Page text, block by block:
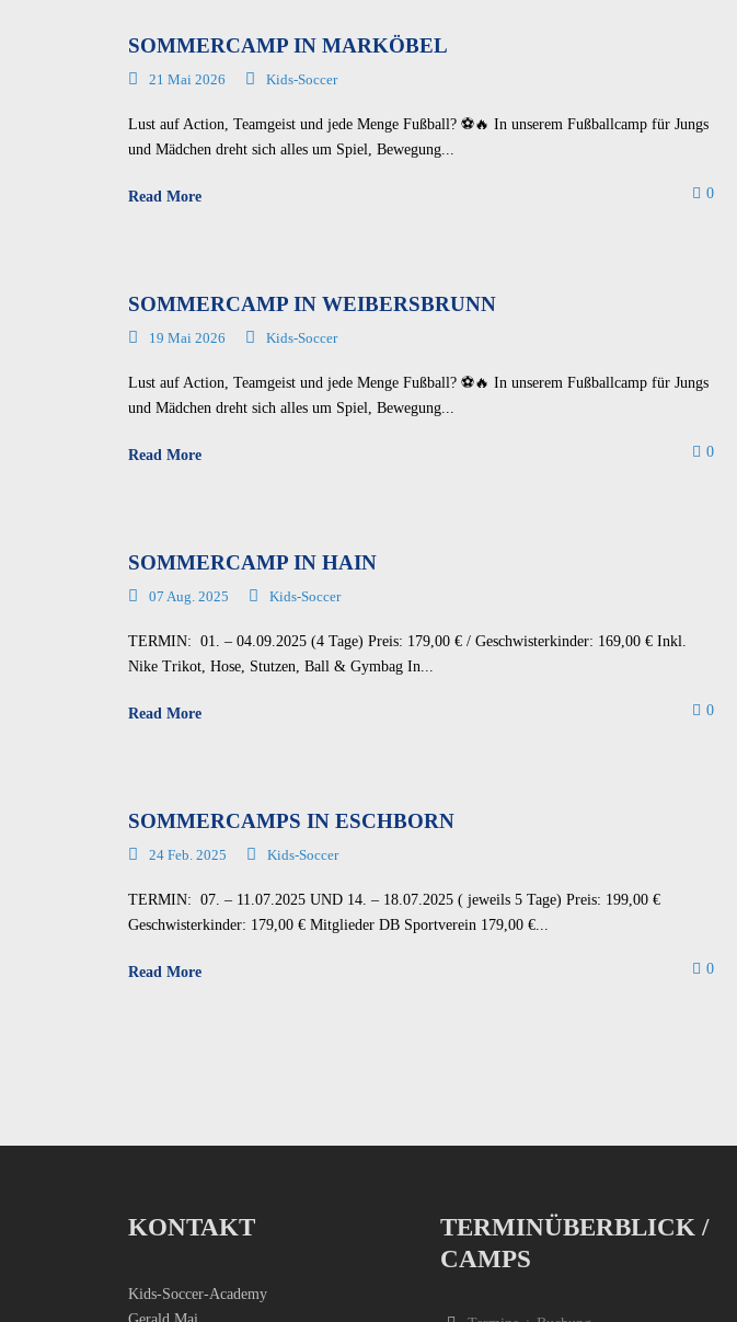
SOMMERCAMP IN MARKÖBEL
21 Mai 2026 Kids-Soccer
Lust auf Action, Teamgeist und jede Menge Fußball? ⚽🔥 In unserem Fußballcamp für Jungs
und Mädchen dreht sich alles um Spiel, Bewegung...
Read More 0
SOMMERCAMP IN WEIBERSBRUNN
19 Mai 2026 Kids-Soccer
Lust auf Action, Teamgeist und jede Menge Fußball? ⚽🔥 In unserem Fußballcamp für Jungs
und Mädchen dreht sich alles um Spiel, Bewegung...
Read More 0
SOMMERCAMP IN HAIN
07 Aug. 2025 Kids-Soccer
TERMIN: 01. – 04.09.2025 (4 Tage) Preis: 179,00 € / Geschwisterkinder: 169,00 € Inkl.
Nike Trikot, Hose, Stutzen, Ball & Gymbag In...
Read More 0
SOMMERCAMPS IN ESCHBORN
24 Feb. 2025 Kids-Soccer
TERMIN: 07. – 11.07.2025 UND 14. – 18.07.2025 ( jeweils 5 Tage) Preis: 199,00 €
Geschwisterkinder: 179,00 € Mitglieder DB Sportverein 179,00 €...
Read More 0
KONTAKT
Kids-Soccer-Academy
TERMINÜBERBLICK /
CAMPS